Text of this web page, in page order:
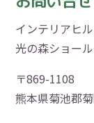
インテリアヒ
光の森ショー
〒869-1108
熊本県菊池郡